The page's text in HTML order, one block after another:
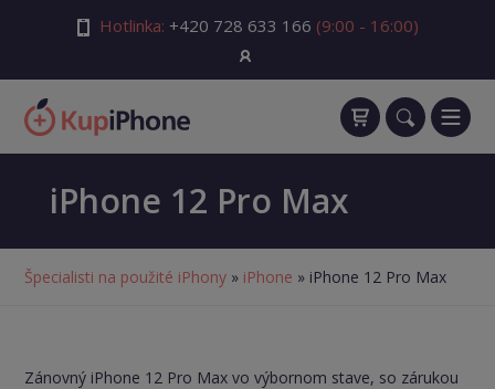
Hotlinka: +420 728 633 166 (9:00 - 16:00)
iPhone 12 Pro Max
Špecialisti na použité iPhony » iPhone » iPhone 12 Pro Max
Zánovný iPhone 12 Pro Max vo výbornom stave, so zárukou